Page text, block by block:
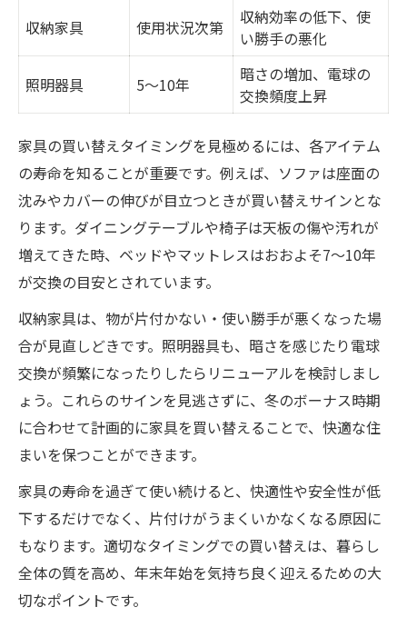
家具の配置で空間を広く見せる方法
年末年始を快適にする家具のリニューアル術
年末年始に最適な家具リニューアル法
照明や収納家具のリフレッシュアイデア
模様替えで快適空間を演出する方法
家具の買い替えで冬を快適に過ごす秘訣
リニューアルに役立つ家具チェックリスト
家具の買い替え時期を逃さないチェックポイン
ト
各種家具の交換目安まとめ表
家具の劣化サインを見逃さないコツ
買い替えタイミングの心理的サインとは
家具の買い替え頻度と運気の関係
実際に買い替えた人の体験談
買い替えを検討するなら今が最適な理由
年末年始前の家具買い替えメリット
家具買い替えタイミング比較表
古い家具を手放す心理的効果
家具買い替えもったいない？見直しの基準
収納家具 使用状況次第
収納効率の低下、使
い勝手の悪化
照明器具 5～10年
暗さの増加、電球の
交換頻度上昇
家具の買い替えタイミングを見極めるには、各アイテム
の寿命を知ることが重要です。例えば、ソファは座面の
沈みやカバーの伸びが目立つときが買い替えサインとな
ります。ダイニングテーブルや椅子は天板の傷や汚れが
増えてきた時、ベッドやマットレスはおおよそ7〜10年
が交換の目安とされています。
収納家具は、物が片付かない・使い勝手が悪くなった場
合が見直しどきです。照明器具も、暗さを感じたり電球
交換が頻繁になったりしたらリニューアルを検討しまし
ょう。これらのサインを見逃さずに、冬のボーナス時期
に合わせて計画的に家具を買い替えることで、快適な住
まいを保つことができます。
家具の寿命を過ぎて使い続けると、快適性や安全性が低
下するだけでなく、片付けがうまくいかなくなる原因に
もなります。適切なタイミングでの買い替えは、暮らし
全体の質を高め、年末年始を気持ち良く迎えるための大
切なポイントです。